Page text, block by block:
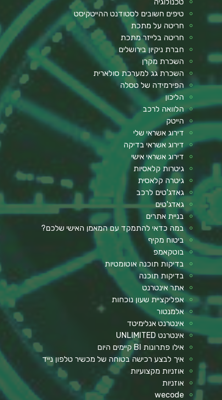
טיפים חשובים לסטודנט ההייטקיסט
חריטה על מתכת
חריטה בלייזר מתכת
חברת ניקיון בירושלים
השכרת מקרן
השכרת גג למערכת סולארית
הפירמידה של טסלה
הליכון
הלוואה לרכב
הייטק
דירוג אשראי שלי
דירוג אשראי בדיקה
דירוג אשראי אישי
גיטרות קלאסיות
גיטרה קלאסית
גאדג'טים לרכב
גאדג'טים
בניית אתרים
במה כדאי להתמקד עם המאמן האישי שלכם?
ביטוח מקיף
בוטקאמפ
בדיקות תוכנה אוטומטיות
בדיקות תוכנה
אתר אינטרנט
אפליקציית שעון נוכחות
אלמנטור
אינטרנט אנלימיטד
אינטרנט UNLIMITED
אילו פתרונות BI קיימים היום
איך לבצע רכישה בטוחה של מכשיר טלפון נייד
אוזניות מקצועיות
אוזניות
wecode